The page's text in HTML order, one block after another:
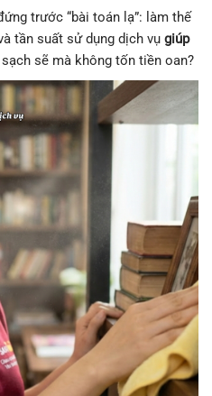
trước “bài toán lạ”: làm thế
tần suất sử dụng dịch vụ giúp
sẽ mà không tốn tiền oan?